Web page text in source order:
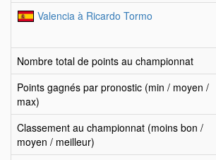
Valencia à Ricardo Tormo
Nombre total de points au championnat
Points gagnés par pronostic (min / moyen /
max)
Classement au championnat (moins bon /
moyen / meilleur)